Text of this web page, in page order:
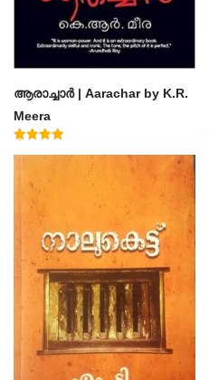
ആരാച്ചാര്‍ | Aarachar by K.R.
Meera